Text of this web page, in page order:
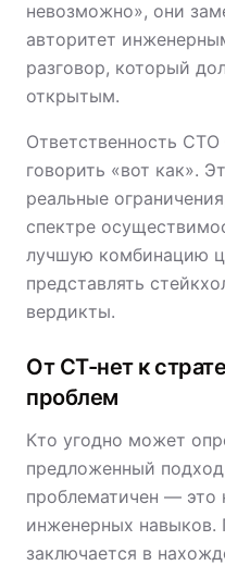
невозможно», они
авторитет
разговор, который
открытым.
Ответственность
говорить «вот как».
реальные
спектре
лучшую комбинацию
представлять
вердикты.
От CТ-нет к
проблем
Кто угодно может
предложенный
проблематичен — это
инженерных навыков.
заключается в